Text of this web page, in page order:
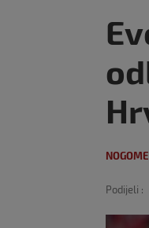
Podijeli :